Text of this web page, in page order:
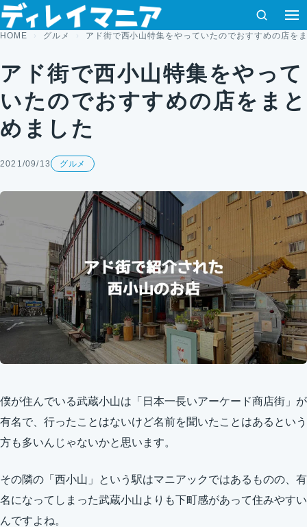
コンテンツへスキップ
検索
HOME グルメ アド街で西小山特集をやっていたのでおすすめの店を
アド街で西小山特集をやって
いたのでおすすめの店をまと
めました
2021/09/13 グルメ
僕が住んでいる武蔵小山は「日本一長いアーケード商店街」が
有名で、行ったことはないけど名前を聞いたことはあるという
方も多いんじゃないかと思います。
その隣の「西小山」という駅はマニアックではあるものの、有
名になってしまった武蔵小山よりも下町感があって住みやすい
んですよね。